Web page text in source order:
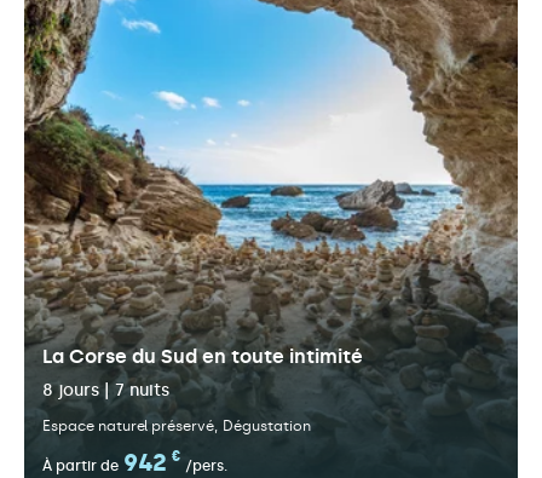
La Corse du Sud en toute intimité
8 jours | 7 nuits
Espace naturel préservé Dégustation
À partir de 942 €
/pers.